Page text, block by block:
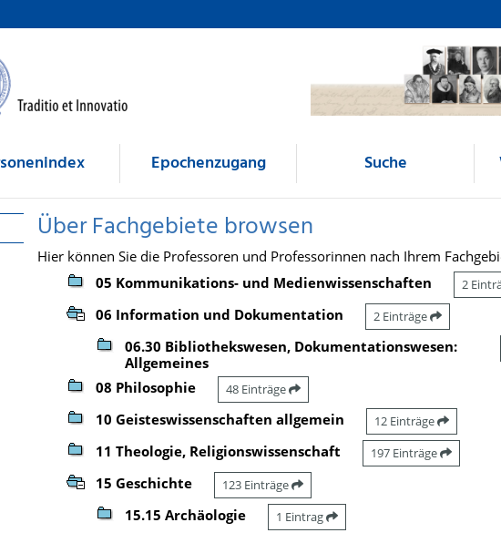
Epochenzugang Suche
Über Fachgebiete browsen
Hier können Sie die Professoren und Professorinnen nach Ihrem
05 Kommunikations- und Medienwissenschaften
2
06 Information und Dokumentation 2 Einträge
06.30 Bibliothekswesen, Dokumentationswesen:
Allgemeines
08 Philosophie 48 Einträge
10 Geisteswissenschaften allgemein 12 Einträge
11 Theologie, Religionswissenschaft 197 Einträge
15 Geschichte 123 Einträge
15.15 Archäologie 1 Eintrag